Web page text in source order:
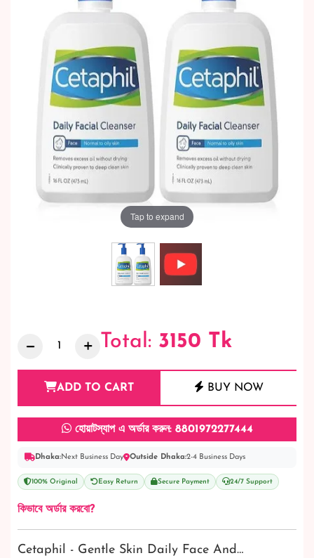
Tap to expand
Total: 3150 Tk
ADD TO CART BUY NOW
হোয়াটস্যাপ এ অর্ডার করুন: 8801972277444
Dhaka:Next Business Day Outside Dhaka:2-4 Business Days
100% Original Easy Return Secure Payment 24/7 Support
কিভাবে অর্ডার করবো?
Cetaphil - Gentle Skin Daily Face And…